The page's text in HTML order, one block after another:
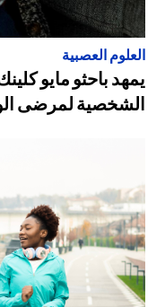
العلوم العصبية
يمهد باحثو مايو
الشخصية لمرضى